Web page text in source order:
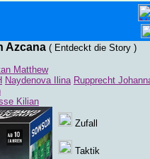
Azcana ( Entdeckt die Story )
Matthew
Naydenova Ilina Rupprecht
Kilian
Zufall
Taktik